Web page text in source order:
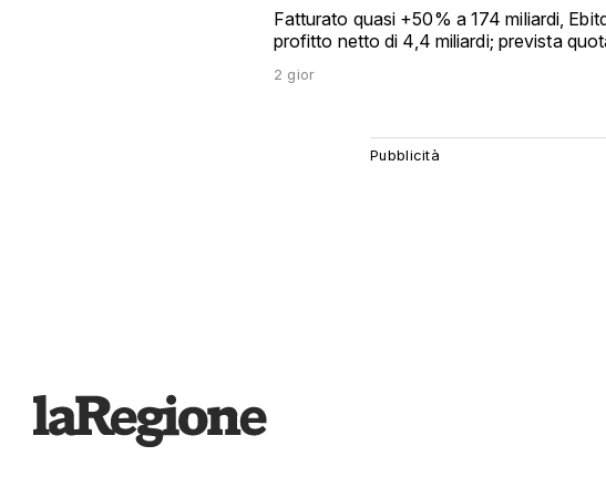
Fatturato quasi +50% a 174 miliardi,
profitto netto di 4,4 miliardi; prevista
2 gior